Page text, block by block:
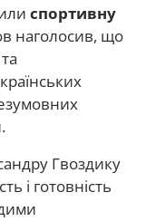
спортивну
наголосив, що
та
Гвоздику
і готовність